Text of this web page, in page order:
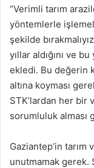
“Verimli tarım
yöntemlerle
şekilde
yıllar aldığını ve
ekledi. Bu değerin
altına koyması
STK’lardan her bir
sorumluluk alması
Gaziantep’in tarım
unutmamak gerek.